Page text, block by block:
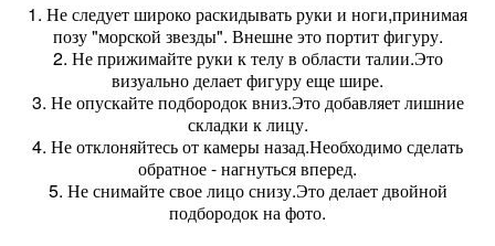
1. Не следует широко раскидывать руки и ноги,принимая
позу "морской звезды". Внешне это портит фигуру.
2. Не прижимайте руки к телу в области талии.Это
визуально делает фигуру еще шире.
3. Не опускайте подбородок вниз.Это добавляет лишние
складки к лицу.
4. Не отклоняйтесь от камеры назад.Необходимо сделать
обратное - нагнуться вперед.
5. Не снимайте свое лицо снизу.Это делает двойной
подбородок на фото.